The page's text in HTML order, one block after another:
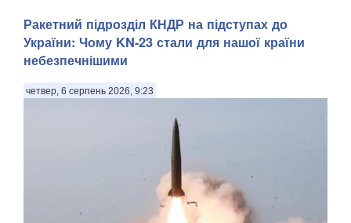
Ракетний підрозділ КНДР на підступах до
України: Чому KN-23 стали для нашої країни
небезпечнішими
четвер, 6 серпень 2026, 9:23